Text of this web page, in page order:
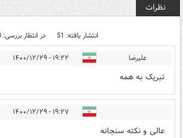
نظرات
انتشار یافته: 51 در انتظار بررسی: 0
علیرضا ۱۹:۲۲ - ۱۴۰۰/۱۲/۲۹
تبریک به همه
۱۹:۲۷ - ۱۴۰۰/۱۲/۲۹
عالی و نکته سنجانه